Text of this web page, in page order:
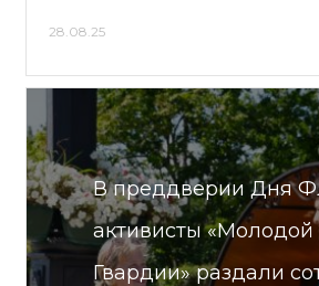
28.08.25
В преддверии Дня
активисты «Молодой
Гвардии» раздали